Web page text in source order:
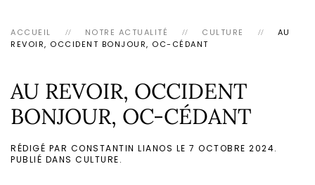
ACCUEIL NOTRE ACTUALITÉ CULTURE
AU
REVOIR, OCCIDENT BONJOUR, OC-CÉDANT
AU REVOIR, OCCIDENT
BONJOUR, OC-CÉDANT
RÉDIGÉ PAR CONSTANTIN LIANOS LE 7 OCTOBRE 2024.
PUBLIÉ DANS CULTURE.